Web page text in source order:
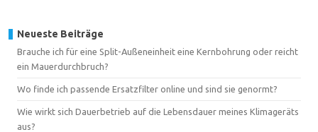
Neueste Beiträge
Brauche ich für eine Split-Außeneinheit eine Kernbohrung oder reicht
ein Mauerdurchbruch?
Wo finde ich passende Ersatzfilter online und sind sie genormt?
Wie wirkt sich Dauerbetrieb auf die Lebensdauer meines Klimageräts
aus?